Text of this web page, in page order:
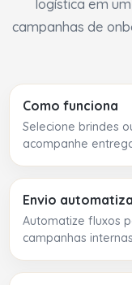
logística em
campanhas de
Como funciona
Selecione brindes
acompanhe
Envio
Automatize fluxos
campanhas